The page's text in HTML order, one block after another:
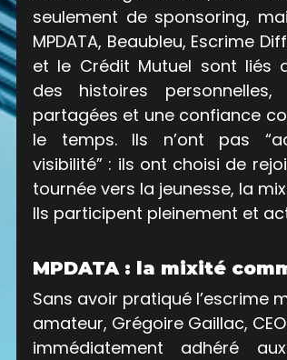
seulement de sponsoring,
MPDATA, Beaubleu, Escrime
et le Crédit Mutuel sont liés
des histoires
partagées et une confiance
le temps. Ils n’ont pas
visibilité” : ils ont choisi de
tournée vers la jeunesse, la
Ils participent pleinement et
MPDATA : la mixité
Sans avoir pratiqué l’escrime
amateur, Grégoire Gaillac, CEO
immédiatement adhéré